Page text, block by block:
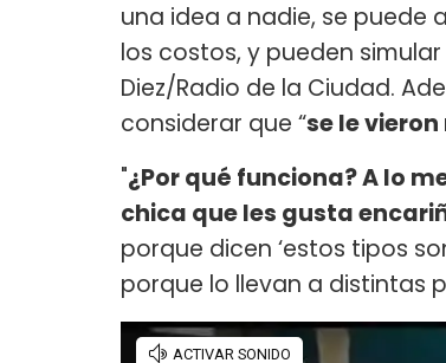
una idea a nadie, se puede
los costos, y pueden
Diez/Radio de la Ciudad.
considerar que “se le
"¿Por qué funciona? A lo
chica que les gusta
porque dicen ‘estos tipos
porque lo llevan a distintas